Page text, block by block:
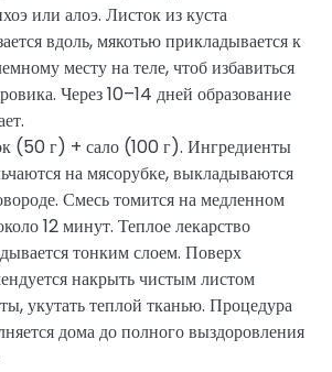
или алоэ. Листок из куста
вдоль, мякотью прикладывается к
месту на теле, чтоб избавиться
Через 10–14 дней образование
(50 г) + сало (100 г). Ингредиенты
на мясорубке, выкладываются
Смесь томится на медленном
12 минут. Теплое лекарство
тонким слоем. Поверх
накрыть чистым листом
укутать теплой тканью. Процедура
дома до полного выздоровления